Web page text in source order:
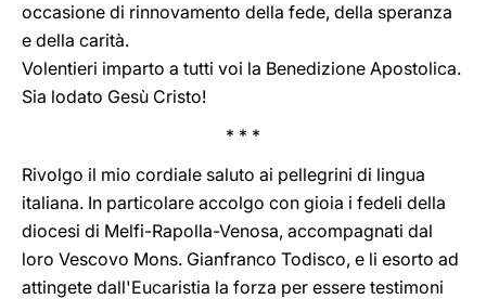
occasione di rinnovamento della fede, della speranza
e della carità.
Volentieri imparto a tutti voi la Benedizione Apostolica.
Sia lodato Gesù Cristo!
* * *
Rivolgo il mio cordiale saluto ai pellegrini di lingua
italiana. In particolare accolgo con gioia i fedeli della
diocesi di Melfi-Rapolla-Venosa, accompagnati dal
loro Vescovo Mons. Gianfranco Todisco, e li esorto ad
attingete dall'Eucaristia la forza per essere testimoni